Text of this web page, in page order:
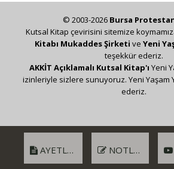
AYETLER NOTLAR
© 2003-2026 Bursa
Kutsal Kitap çevirisini sitemize
Kitabı Mukaddes Şirketi ve Yeni
teşekkür ederiz.
AKKİT Açıklamalı Kutsal Kitap'ı Yeni
izinleriyle sizlere sunuyoruz. Yeni Yaşam
ederiz.